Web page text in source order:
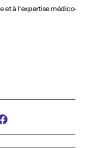
et à l’expertise médico-